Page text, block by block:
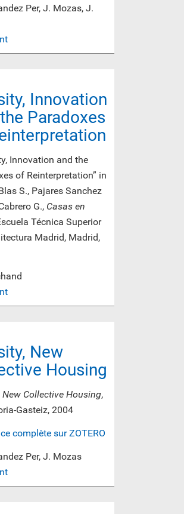
Per, J. Mozas, J.
Innovation
Paradoxes
Innovation and the
of Reinterpretation” in
S., Pajares Sanchez
G., Casas en
Técnica Superior
Madrid, Madrid,
New
Housing
New Collective Housing,
Gasteiz, 2004
complète sur ZOTERO
Per, J. Mozas